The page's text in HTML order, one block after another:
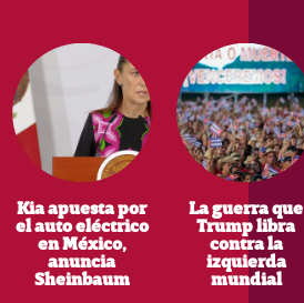
Kia apuesta por
el auto eléctrico
en México,
anuncia
Sheinbaum
La guerra que
Trump libra
contra la
izquierda
mundial